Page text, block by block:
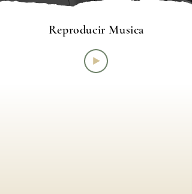
Reproducir Musica